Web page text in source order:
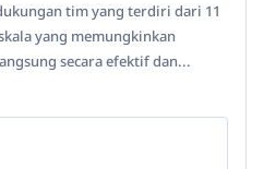
tim yang terdiri dari 11
yang memungkinkan
secara efektif dan...